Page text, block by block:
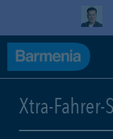
Xtra-Fahrer-